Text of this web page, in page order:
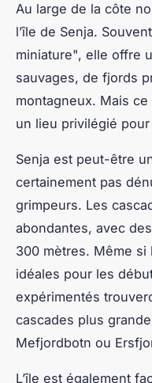
Au large de la côte
l’île de Senja.
miniature", elle offre
sauvages, de fjords
montagneux. Mais ce
un lieu privilégié pour
Senja est peut-être
certainement pas
grimpeurs. Les
abondantes, avec
300 mètres. Même
idéales pour les
expérimentés
cascades plus
Mefjordbotn ou
L’île est également